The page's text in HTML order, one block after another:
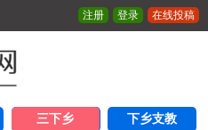
注册 登录 在线投稿
三下乡 下乡支教